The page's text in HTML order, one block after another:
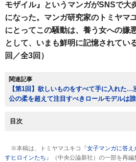
モザイル』というマンガがSNSで大
になった。マンガ研究家のトミヤマ
にとってこの騒動は、養う女への嫌
として、いまも鮮明に記憶されて
回／全3回）
関連記事
【第1回】欲しいものをすべて手に入れた…
公の柔を超えて注目すべきロールモデルは
目次
※本稿は、トミヤマユキコ『女子マンガに答
すヒロインたち 』（中央公論新社）の一部を再編